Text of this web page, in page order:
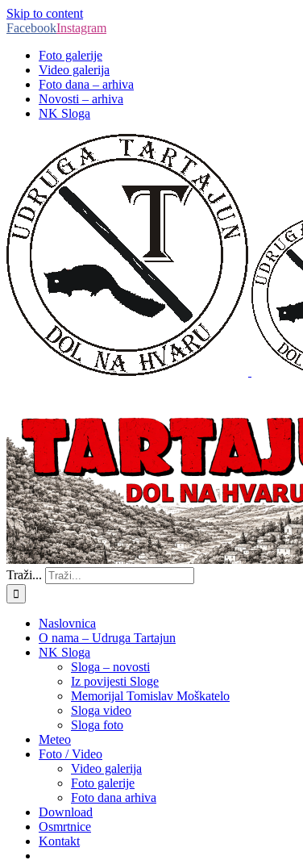
Skip to content
FacebookInstagram
Foto galerije
Video galerija
Foto dana – arhiva
Novosti – arhiva
NK Sloga
Traži...
Naslovnica
O nama – Udruga Tartajun
NK Sloga
Sloga – novosti
Iz povijesti Sloge
Memorijal Tomislav Moškatelo
Sloga video
Sloga foto
Meteo
Foto / Video
Video galerija
Foto galerije
Foto dana arhiva
Download
Osmrtnice
Kontakt